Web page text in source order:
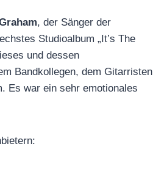
, der Sänger der
Studioalbum „It’s The
und dessen
Bandkollegen, dem Gitarristen
Es war ein sehr emotionales